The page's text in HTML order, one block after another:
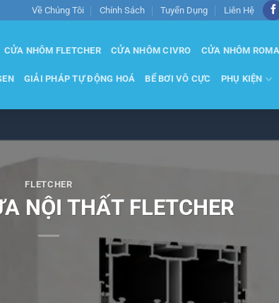
Về Chúng Tôi Chính Sách Tuyển Dụng Liên Hệ
CỬA NHÔM FLETCHER CỬA NHÔM CIVRO CỬA NHÔM
GIẢI PHÁP TỰ ĐỘNG HOÁ BỂ BƠI VÔ CỰC PHỤ KIỆN
FLETCHER
NỘI THẤT FLETCHER